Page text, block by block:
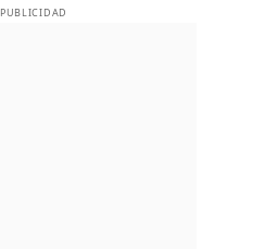
PUBLICIDAD